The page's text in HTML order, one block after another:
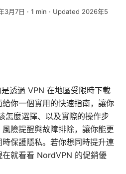
3月7日 · 1 min · Updated 2026年5
透過 VPN 在地區受限時下載
你一個實用的快速指南，讓你
怎麼選擇、以及實際的操作步
險提醒與故障排除，讓你能更
保護隱私。若你想同時提升連
就看看 NordVPN 的促銷優